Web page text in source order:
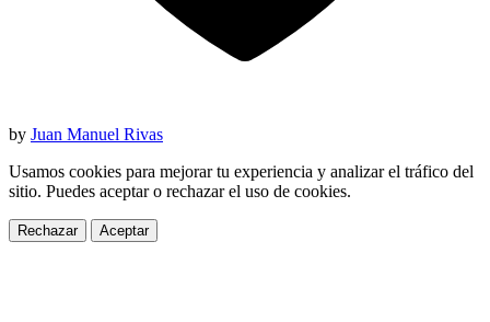
by Juan Manuel Rivas
Usamos cookies para mejorar tu experiencia y analizar el tráfico del
sitio. Puedes aceptar o rechazar el uso de cookies.
Rechazar Aceptar